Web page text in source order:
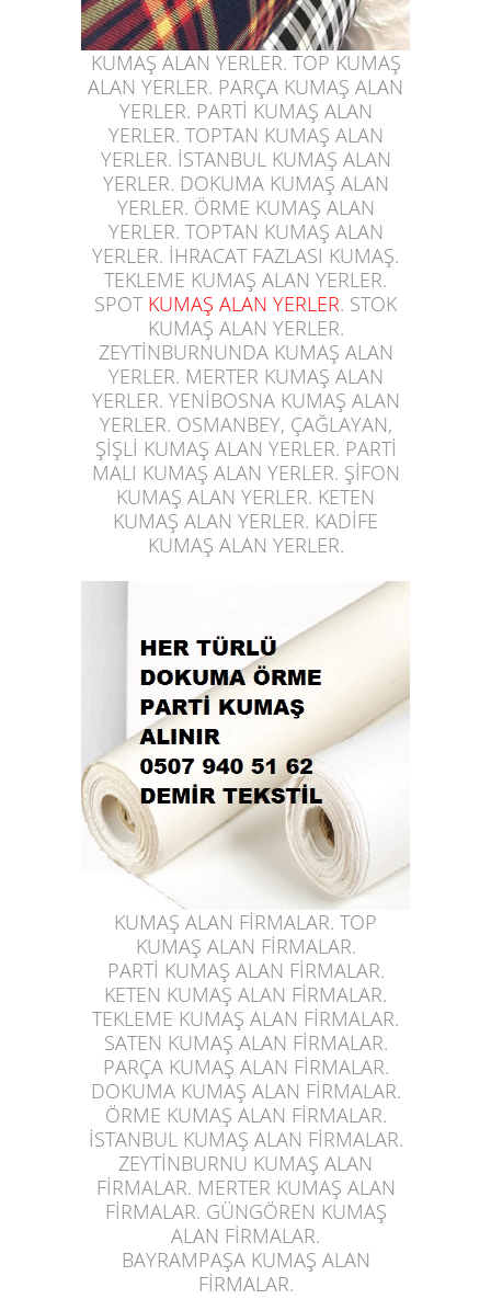
KUMAŞ ALAN YERLER. TOP KUMAŞ
ALAN YERLER. PARÇA KUMAŞ ALAN
YERLER. PARTİ KUMAŞ ALAN
YERLER. TOPTAN KUMAŞ ALAN
YERLER. İSTANBUL KUMAŞ ALAN
YERLER. DOKUMA KUMAŞ ALAN
YERLER. ÖRME KUMAŞ ALAN
YERLER. TOPTAN KUMAŞ ALAN
YERLER. İHRACAT FAZLASI KUMAŞ.
TEKLEME KUMAŞ ALAN YERLER.
SPOT KUMAŞ ALAN YERLER. STOK
KUMAŞ ALAN YERLER.
ZEYTİNBURNUNDA KUMAŞ ALAN
YERLER. MERTER KUMAŞ ALAN
YERLER. YENİBOSNA KUMAŞ ALAN
YERLER. OSMANBEY, ÇAĞLAYAN,
ŞİŞLİ KUMAŞ ALAN YERLER. PARTİ
MALI KUMAŞ ALAN YERLER. ŞİFON
KUMAŞ ALAN YERLER. KETEN
KUMAŞ ALAN YERLER. KADİFE
KUMAŞ ALAN YERLER.
KUMAŞ ALAN FİRMALAR. TOP
KUMAŞ ALAN FİRMALAR.
PARTİ KUMAŞ ALAN FİRMALAR.
KETEN KUMAŞ ALAN FİRMALAR.
TEKLEME KUMAŞ ALAN FİRMALAR.
SATEN KUMAŞ ALAN FİRMALAR.
PARÇA KUMAŞ ALAN FİRMALAR.
DOKUMA KUMAŞ ALAN FİRMALAR.
ÖRME KUMAŞ ALAN FİRMALAR.
İSTANBUL KUMAŞ ALAN FİRMALAR.
ZEYTİNBURNU KUMAŞ ALAN
FİRMALAR. MERTER KUMAŞ ALAN
FİRMALAR. GÜNGÖREN KUMAŞ
ALAN FİRMALAR.
BAYRAMPAŞA KUMAŞ ALAN
FİRMALAR.